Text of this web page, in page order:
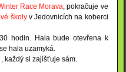
Race Morava , pokračuje ve
školyv Jedovnicích na koberci
hodin. Hala bude otevřena k
hala uzamyká.
, každý si zajišťuje sám.